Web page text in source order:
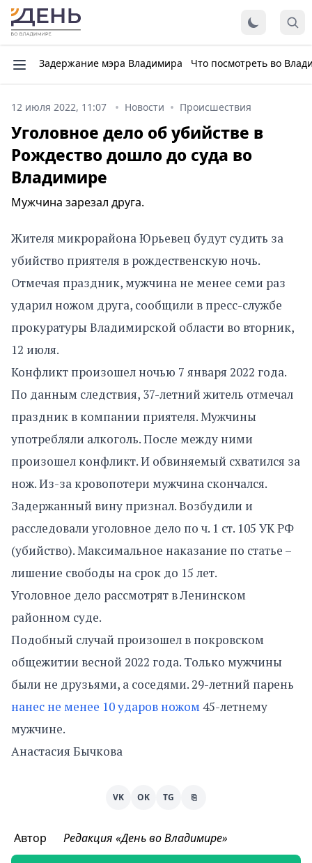
Задержание мэра Владимира Что посмотреть во
12 июля 2022, 11:07 Новости Происшествия
Уголовное дело об убийстве в
Рождество дошло до суда во
Владимире
Мужчина зарезал друга.
Жителя микрорайона Юрьевец будут судить за
убийство приятеля в рождественскую ночь.
Отмечая праздник, мужчина не менее семи раз
ударил ножом друга, сообщили в пресс-службе
прокуратуры Владимирской области во вторник,
12 июля.
Конфликт произошел ночью 7 января 2022 года.
По данным следствия, 37-летний житель отмечал
праздник в компании приятеля. Мужчины
употребляли алкоголь. После между ними
произошел конфликт. И обвиняемый схватился за
нож. Из-за кровопотери мужчина скончался.
Задержанный вину признал. Возбудили и
расследовали уголовное дело по ч. 1 ст. 105 УК РФ
(убийство). Максимальное наказание по статье –
лишение свободы на срок до 15 лет.
Уголовное дело рассмотрят в Ленинском
районном суде.
Подобный случай произошел в покровском
общежитии весной 2022 года. Только мужчины
были не друзьями, а соседями. 29-летний парень
нанес не менее 10 ударов ножом45-летнему
мужчине.
Анастасия Бычкова
VK OK TG ⎘
Автор Редакция «День во Владимире»